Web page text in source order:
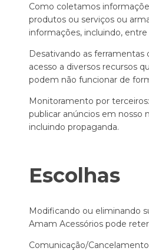
Como coletamos
produtos ou serviços ou
informações, incluindo,
Desativando as
acesso a diversos recursos
podem não funcionar de
Monitoramento por
publicar anúncios em nosso
incluindo propaganda.
Escolhas
Modificando ou eliminando
Amam Acessórios pode
Comunicação/